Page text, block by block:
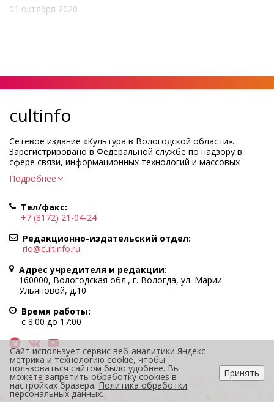
01 октября 2020
cultinfo
Сетевое издание «Культура в Вологодской области».
Зарегистрировано в Федеральной службе по надзору в
сфере связи, информационных технологий и массовых
коммуникаций.
Регистрационный номер и дата принятия решения о
Учредитель КУ ВО «Информационно-аналитический центр
культуры»
Адрес учредителя и редакции: 160000, Вологодская обл., г.
Вологда, ул. Марии Ульяновой, д.10
Главный редактор — Легчанова Елена Григорьевна
Политика в отношении обработки персональных данных
При полном или частичном использовании информации
портала гиперссылка на cultinfo.ru обязательна.
Редакция не несет ответственности за достоверность
информации, содержащейся в рекламных объявлениях.
12+
Подробнее
Тел/факс:
+7 (8172) 21-04-24
Редакционно-издательский отдел:
rio@cultinfo.ru
Адрес учредителя и редакции:
160000, Вологодская обл., г. Вологда, ул. Марии
Ульяновой, д.10
Время работы:
с 8:00 до 17:00
Сайт использует сервис веб-аналитики Яндекс
метрика и технологию cookie, чтобы
пользоваться сайтом было удобнее. Вы
можете запретить обработку cookies в
настройках бразера. Политика обработки
персональных данных.
Принять